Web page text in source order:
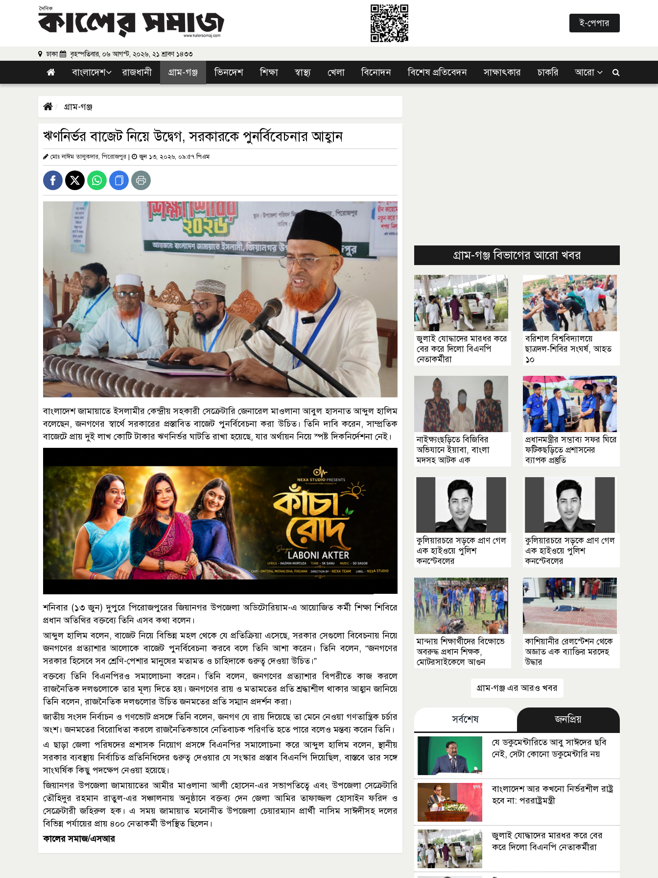
ই-পেপার
ঢাকা বৃহস্পতিবার, ০৬ আগস্ট, ২০২৬, ২১ শ্রাবণ ১৪৩৩
বাংলাদেশ রাজধানী গ্রাম-গঞ্জ ভিনদেশ শিক্ষা স্বাস্থ্য খেলা বিনোদন বিশেষ প্রতিবেদন সাক্ষাৎকার চাকরি আরো
গ্রাম-গঞ্জ
ঋণনির্ভর বাজেট নিয়ে উদ্বেগ, সরকারকে পুনর্বিবেচনার আহ্বান
মোঃ নাঈম তালুকদার, পিরোজপুর | জুন ১৩, ২০২৬, ০৯:৫৭ পিএম
বাংলাদেশ জামায়াতে ইসলামীর কেন্দ্রীয় সহকারী সেক্রেটারি জেনারেল মাওলানা আবুল হাসনাত আব্দুল হালিম
বলেছেন, জনগণের স্বার্থে সরকারের প্রস্তাবিত বাজেট পুনর্বিবেচনা করা উচিত। তিনি দাবি করেন, সাম্প্রতিক
বাজেটে প্রায় দুই লাখ কোটি টাকার ঋণনির্ভর ঘাটতি রাখা হয়েছে, যার অর্থায়ন নিয়ে স্পষ্ট দিকনির্দেশনা নেই।
শনিবার (১৩ জুন) দুপুরে পিরোজপুরের জিয়ানগর উপজেলা অডিটোরিয়াম-এ আয়োজিত কর্মী শিক্ষা শিবিরে
প্রধান অতিথির বক্তব্যে তিনি এসব কথা বলেন।
আব্দুল হালিম বলেন, বাজেট নিয়ে বিভিন্ন মহল থেকে যে প্রতিক্রিয়া এসেছে, সরকার সেগুলো বিবেচনায় নিয়ে
জনগণের প্রত্যাশার আলোকে বাজেট পুনর্বিবেচনা করবে বলে তিনি আশা করেন। তিনি বলেন, “জনগণের
সরকার হিসেবে সব শ্রেণি-পেশার মানুষের মতামত ও চাহিদাকে গুরুত্ব দেওয়া উচিত।”
বক্তব্যে তিনি বিএনপিরও সমালোচনা করেন। তিনি বলেন, জনগণের প্রত্যাশার বিপরীতে কাজ করলে
রাজনৈতিক দলগুলোকে তার মূল্য দিতে হয়। জনগণের রায় ও মতামতের প্রতি শ্রদ্ধাশীল থাকার আহ্বান জানিয়ে
তিনি বলেন, রাজনৈতিক দলগুলোর উচিত জনমতের প্রতি সম্মান প্রদর্শন করা।
জাতীয় সংসদ নির্বাচন ও গণভোট প্রসঙ্গে তিনি বলেন, জনগণ যে রায় দিয়েছে তা মেনে নেওয়া গণতান্ত্রিক চর্চার
অংশ। জনমতের বিরোধিতা করলে রাজনৈতিকভাবে নেতিবাচক পরিণতি হতে পারে বলেও মন্তব্য করেন তিনি।
এ ছাড়া জেলা পরিষদের প্রশাসক নিয়োগ প্রসঙ্গে বিএনপির সমালোচনা করে আব্দুল হালিম বলেন, স্থানীয়
সরকার ব্যবস্থায় নির্বাচিত প্রতিনিধিদের গুরুত্ব দেওয়ার যে সংস্কার প্রস্তাব বিএনপি দিয়েছিল, বাস্তবে তার সঙ্গে
সাংঘর্ষিক কিছু পদক্ষেপ নেওয়া হয়েছে।
জিয়ানগর উপজেলা জামায়াতের আমীর মাওলানা আলী হোসেন-এর সভাপতিত্বে এবং উপজেলা সেক্রেটারি
তৌহিদুর রহমান রাতুল-এর সঞ্চালনায় অনুষ্ঠানে বক্তব্য দেন জেলা আমির তাফাজ্জল হোসাইন ফরিদ ও
সেক্রেটারী জহিরুল হক। এ সময় জামায়াত মনোনীত উপজেলা চেয়ারম্যান প্রার্থী নাসিম সাঈদীসহ দলের
বিভিন্ন পর্যায়ের প্রায় ৪০০ নেতাকর্মী উপস্থিত ছিলেন।
কালের সমাজ/এসআর
গ্রাম-গঞ্জ বিভাগের আরো খবর
জুলাই যোদ্ধাদের মারধর করে
বের করে দিলো বিএনপি
নেতাকর্মীরা
বরিশাল বিশ্ববিদ্যালয়ে
ছাত্রদল-শিবির সংঘর্ষ, আহত
১০
নাইক্ষ্যংছড়িতে বিজিবির
অভিযানে ইয়াবা, বাংলা
মদসহ আটক এক
প্রধানমন্ত্রীর সম্ভাব্য সফর ঘিরে
ফটিকছড়িতে প্রশাসনের
ব্যাপক প্রস্তুতি
কুলিয়ারচরে সড়কে প্রাণ গেল
এক হাইওয়ে পুলিশ
কনস্টেবলের
কুলিয়ারচরে সড়কে প্রাণ গেল
এক হাইওয়ে পুলিশ
কনস্টেবলের
মান্দায় শিক্ষার্থীদের বিক্ষোভে
অবরুদ্ধ প্রধান শিক্ষক,
মোটরসাইকেলে আগুন
কাশিয়ানীর রেলস্টেশন থেকে
অজ্ঞাত এক ব্যাক্তির মরদেহ
উদ্ধার
গ্রাম-গঞ্জ এর আরও খবর
সর্বশেষ জনপ্রিয়
যে ডকুমেন্টারিতে আবু সাঈদের ছবি
নেই, সেটা কোনো ডকুমেন্টারি নয়
বাংলাদেশ আর কখনো নির্ভরশীল রাষ্ট্র
হবে না: পররাষ্ট্রমন্ত্রী
জুলাই যোদ্ধাদের মারধর করে বের
করে দিলো বিএনপি নেতাকর্মীরা